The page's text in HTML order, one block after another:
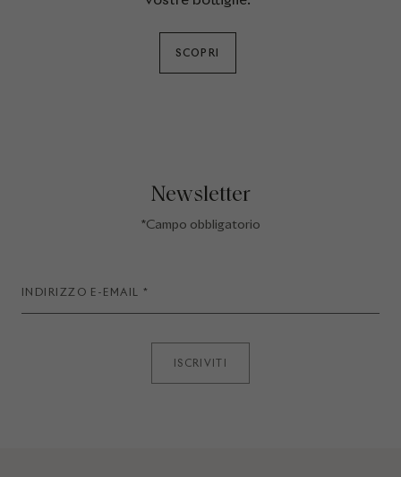
SCOPRI
Newsletter
*Campo obbligatorio
ISCRIVITI